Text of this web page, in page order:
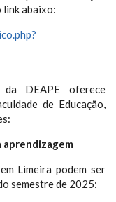
link abaixo:
DEAPE oferece
de Educação,
Limeira podem ser
semestre de 2025: